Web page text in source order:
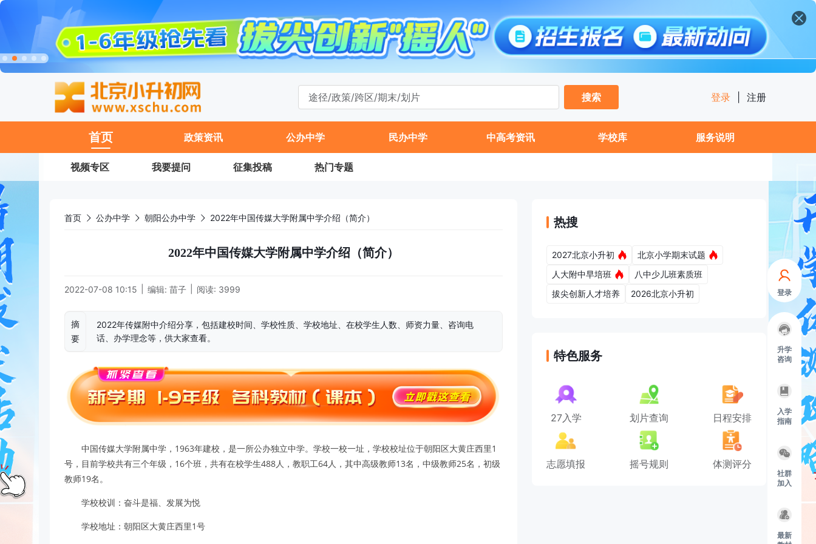
登录
升学
咨询
入学
指南
社群
加入
最新
搜索
登录 注册
首页 政策资讯 公办中学 民办中学 中高考资讯 学校库 服务说明
视频专区 我要提问 征集投稿 热门专题
首页 公办中学 朝阳公办中学 2022年中国传媒大学附属中学介绍（简介）
2022年中国传媒大学附属中学介绍（简介）
2022-07-08 10:15 编辑: 苗子 阅读: 3999
摘
要
2022年传媒附中介绍分享，包括建校时间、学校性质、学校地址、在校学生人数、师资力量、咨询电
话、办学理念等，供大家查看。
中国传媒大学附属中学，1963年建校，是一所公办独立中学。学校一校一址，学校校址位于朝阳区大黄庄西里1
号，目前学校共有三个年级，16个班，共有在校学生488人，教职工64人，其中高级教师13名，中级教师25名，初级
教师19名。
学校校训：奋斗是福、发展为悦
学校地址：朝阳区大黄庄西里1号
热搜
2027北京小升初
北京小学期末试题
人大附中早培班
八中少儿班素质班
拔尖创新人才培养
2026北京小升初
特色服务
27入学 划片查询 日程安排
志愿填报 摇号规则 体测评分